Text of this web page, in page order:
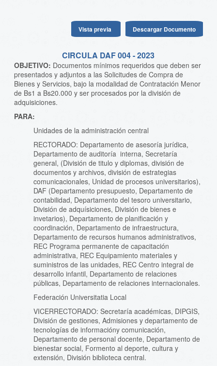
Vista previa Descargar Documento
CIRCULA DAF 004 - 2023
OBJETIVO: Documentos mínimos requeridos que deben ser
presentados y adjuntos a las Solicitudes de Compra de
Bienes y Servicios, bajo la modalidad de Contratación Menor
de Bs1 a Bs20.000 y ser procesados por la división de
adquisiciones.
PARA:
Unidades de la administración central
RECTORADO: Departamento de asesoría jurídica,
Departamento de auditoría interna, Secretaría
general, (División de titulo y diplomas, división de
documentos y archivos, división de estrategias
comunicacionales, Unidad de procesos universitarios),
DAF (Departamento presupuesto, Departamento de
contabilidad, Departamento del tesoro universitario,
División de adquísiciones, División de bienes e
invetarios), Departamento de planificación y
coordinación, Departamento de infraestructura,
Departamento de recursos humanos administrativos,
REC Programa permanente de capacitación
administrativa, REC Equipamiento materiales y
suministros de las unidades, REC Centro integral de
desarrollo infantil, Departamento de relaciones
públicas, Departamento de relaciones internacionales.
Federación Universitatia Local
VICERRECTORADO: Secretaría académicas, DIPGIS,
División de gestiones, Admisiones y departamento de
tecnologías de informacióny comunicación,
Departamento de personal docente, Departamento de
bienestar social, Formento al deporte, cultura y
extensión, División biblioteca central.